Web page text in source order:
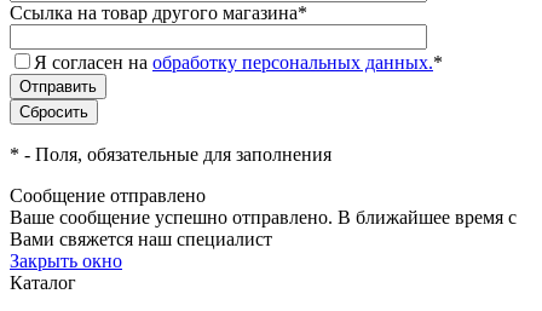
Ссылка на товар другого магазина*
Я согласен на обработку персональных данных.*
* - Поля, обязательные для заполнения
Сообщение отправлено
Ваше сообщение успешно отправлено. В ближайшее время с
Вами свяжется наш специалист
Закрыть окно
Каталог